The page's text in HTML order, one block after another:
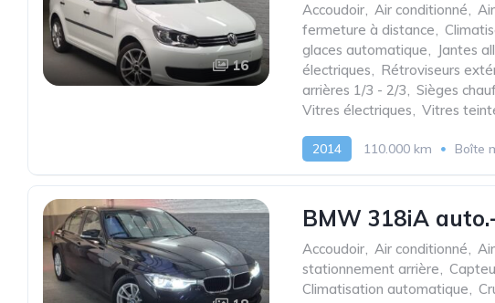
16
Accoudoir, Air conditionné,
fermeture à distance,
glaces automatique, Jantes
électriques, Rétroviseurs
arrières 1/3 - 2/3, Sièges
Vitres électriques, Vitres
2014 110.000 km Boîte
BMW 318iA
Accoudoir, Air conditionné,
stationnement arrière,
Climatisation automatique,